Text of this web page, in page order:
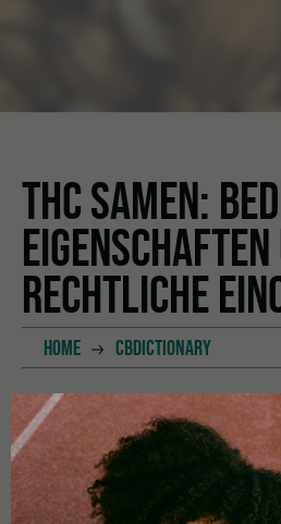
THC SAMEN:
RECHTLICHE
HOME CBDICTIONARY
THC Samen sind Samen der
Pflanzen mit einem höheren Gehalt
(THC) entstehen können. THC ist
von Cannabis, der für die
verantwortlich ist. Der Begriff wird
mit Cannabissamen allgemein